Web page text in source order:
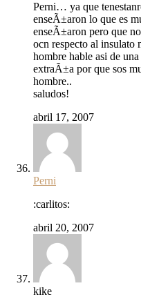
Perni… ya que
enseÃ±aron lo que es
enseÃ±aron pero que
ocn respecto al insulato
hombre hable asi de
extraÃ±a por que sos
hombre..
saludos!
abril 17, 2007
Perni
:carlitos:
abril 20, 2007
kike